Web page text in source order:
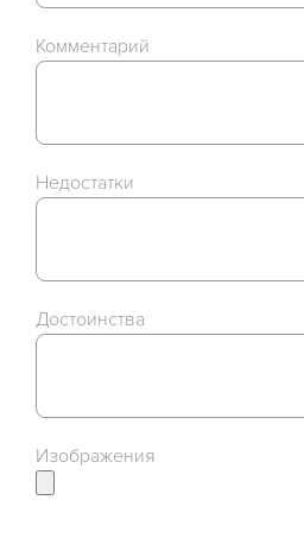
Комментарий
Недостатки
Достоинства
Изображения